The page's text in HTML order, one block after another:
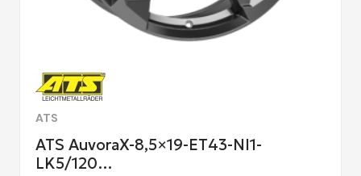
ATS
ATS AuvoraX-8,5×19-ET43-NI1-
LK5/120…